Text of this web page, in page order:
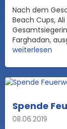
Nach dem
Beach Cups,
Farghadan,
weiterlesen
Spende
08.06.2019